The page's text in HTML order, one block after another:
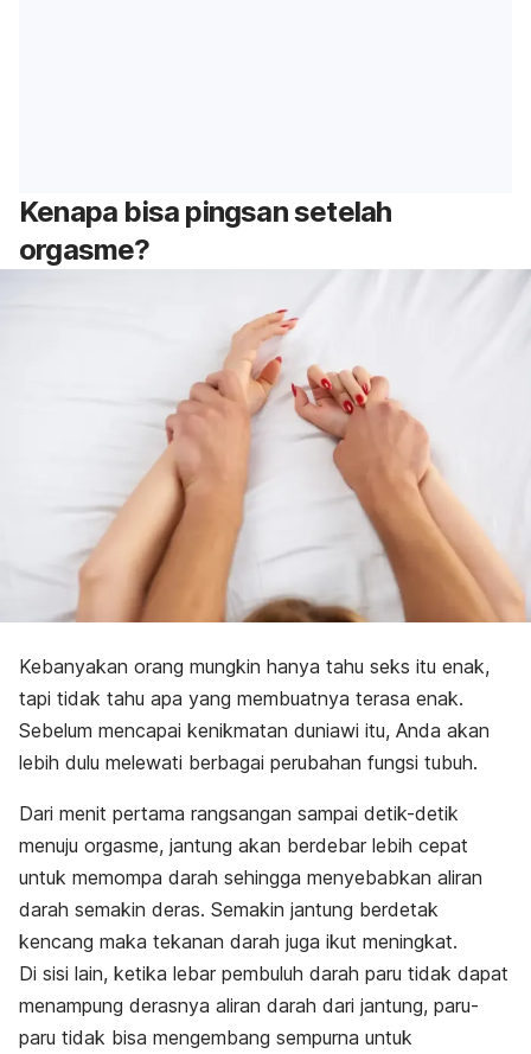
Kenapa bisa pingsan setelah
orgasme?
Kebanyakan orang mungkin hanya tahu seks itu enak,
tapi tidak tahu apa yang membuatnya terasa enak.
Sebelum mencapai kenikmatan duniawi itu, Anda akan
lebih dulu melewati berbagai perubahan fungsi tubuh.
Dari menit pertama rangsangan sampai detik-detik
menuju orgasme, jantung akan berdebar lebih cepat
untuk memompa darah sehingga menyebabkan aliran
darah semakin deras. Semakin jantung berdetak
kencang maka tekanan darah juga ikut meningkat.
Di sisi lain, ketika lebar pembuluh darah paru tidak dapat
menampung derasnya aliran darah dari jantung, paru-
paru tidak bisa mengembang sempurna untuk